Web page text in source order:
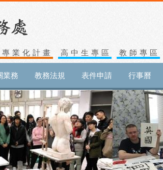
業化計畫 高中生專區 教師專區
業務 教務法規 表件申請 行事曆